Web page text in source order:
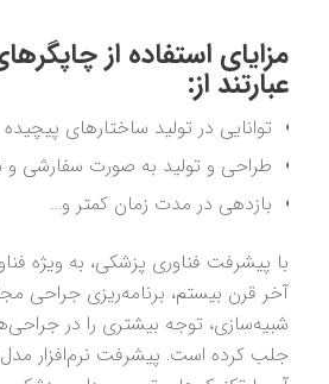
مزایای استفاده از
عبارتند از:
توانایی در تولید ساختارهای پیچیده
طراحی و تولید به صورت
بازدهی در مدت زمان کمتر و…
با پیشرفت فناوری پزشکی، به ویژه
شبیه‌سازی، توجه بیشتری را در
جلب کرده است. پیشرفت نرم‌افزار